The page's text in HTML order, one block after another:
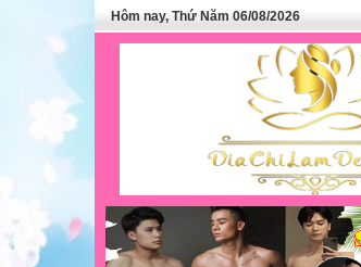
Hôm nay, Thứ Năm 06/08/2026